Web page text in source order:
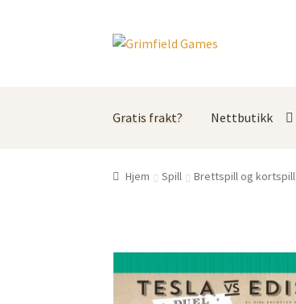
Hopp
Hopp
Gratis frakt? Nettbutikk
Hjem Spill Brettspill og kortspill